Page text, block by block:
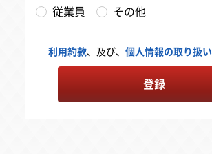
従業員 その他
利用約款、及び、 個人情報の取り扱い
登録